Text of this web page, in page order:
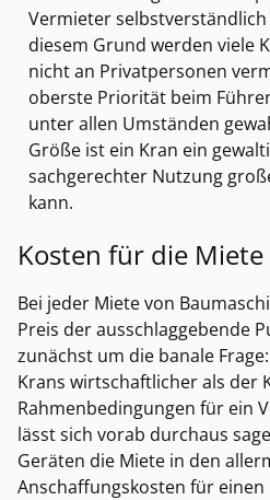
Vermieter
diesem Grund werden viele
nicht an Privatpersonen
oberste Priorität beim
unter allen Umständen
Größe ist ein Kran ein
sachgerechter Nutzung
kann.
Kosten für die Miete
Bei jeder Miete von
Preis der ausschlaggebende
zunächst um die banale
Krans wirtschaftlicher als der
Rahmenbedingungen für ein
lässt sich vorab durchaus
Geräten die Miete in den
Anschaffungskosten für